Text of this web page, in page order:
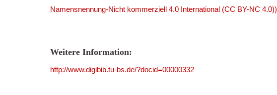
Namensnennung-Nicht kommerziell 4.0 International (CC BY-NC 4.0))
Weitere Information:
http://www.digibib.tu-bs.de/?docid=00000332